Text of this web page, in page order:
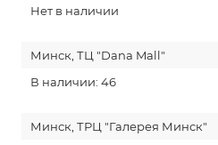
Нет в наличии
Минск, ТЦ "Dana Mall"
В наличии: 46
Минск, ТРЦ "Галерея Минск"